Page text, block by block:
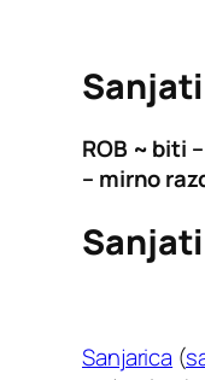
Sanjati
ROB ~ biti
– mirno
Sanjati
Sanjarica (